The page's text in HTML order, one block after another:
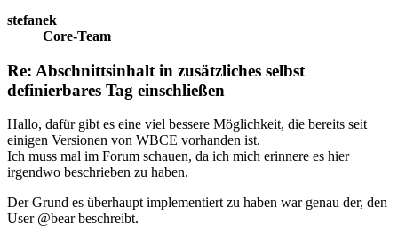
stefanek
Core-Team
Re: Abschnittsinhalt in zusätzliches selbst
definierbares Tag einschließen
Hallo, dafür gibt es eine viel bessere Möglichkeit, die bereits seit
einigen Versionen von WBCE vorhanden ist.
Ich muss mal im Forum schauen, da ich mich erinnere es hier
irgendwo beschrieben zu haben.
Der Grund es überhaupt implementiert zu haben war genau der, den
User @bear beschreibt.